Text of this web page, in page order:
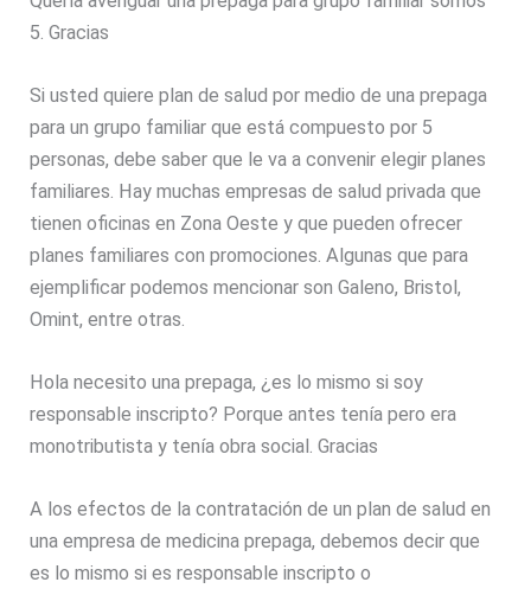
5. Gracias
Si usted quiere plan de salud por medio de una prepaga
para un grupo familiar que está compuesto por 5
personas, debe saber que le va a convenir elegir planes
familiares. Hay muchas empresas de salud privada que
tienen oficinas en Zona Oeste y que pueden ofrecer
planes familiares con promociones. Algunas que para
ejemplificar podemos mencionar son Galeno, Bristol,
Omint, entre otras.
Hola necesito una prepaga, ¿es lo mismo si soy
responsable inscripto? Porque antes tenía pero era
monotributista y tenía obra social. Gracias
A los efectos de la contratación de un plan de salud en
una empresa de medicina prepaga, debemos decir que
es lo mismo si es responsable inscripto o